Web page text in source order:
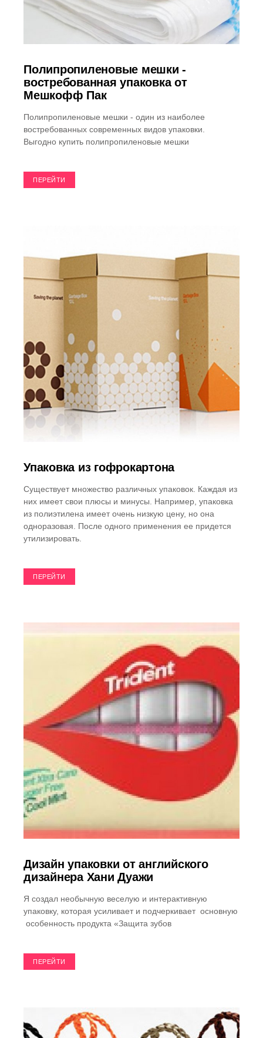
Полипропиленовые мешки -
востребованная упаковка от
Мешкофф Пак
Полипропиленовые мешки - один из наиболее
востребованных современных видов упаковки.
Выгодно купить полипропиленовые мешки
ПЕРЕЙТИ
Упаковка из гофрокартона
Существует множество различных упаковок. Каждая из
них имеет свои плюсы и минусы. Например, упаковка
из полиэтилена имеет очень низкую цену, но она
одноразовая. После одного применения ее придется
утилизировать.
ПЕРЕЙТИ
Дизайн упаковки от английского
дизайнера Хани Дуажи
Я создал необычную веселую и интерактивную
упаковку, которая усиливает и подчеркивает основную
особенность продукта «Защита зубов
ПЕРЕЙТИ